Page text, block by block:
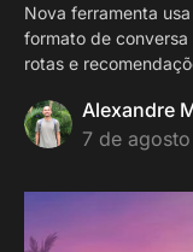
Nova ferramenta
formato de conversa
rotas e
Alexandre
7 de